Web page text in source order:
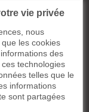
vie privée
nous
les cookies
des
technologies
telles que le
informations
sont partagées